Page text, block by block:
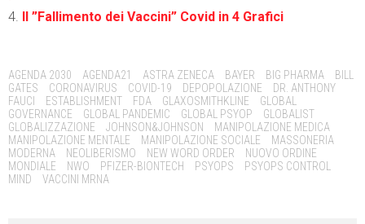
Il ”Fallimento dei Vaccini” Covid in 4 Grafici
Tags:
AGENDA 2030 AGENDA21 ASTRA ZENECA BAYER BIG PHARMA
BILL
GATES
CORONAVIRUS COVID-19 DEPOPOLAZIONE
DR. ANTHONY
FAUCI
ESTABLISHMENT FDA GLAXOSMITHKLINE
GLOBAL
GOVERNANCE
GLOBAL PANDEMIC GLOBAL PSYOP
GLOBALIST
GLOBALIZZAZIONE
JOHNSON&JOHNSON
MANIPOLAZIONE MEDICA
MANIPOLAZIONE MENTALE
MANIPOLAZIONE SOCIALE
MASSONERIA
MODERNA
NEOLIBERISMO NEW WORD ORDER
NUOVO ORDINE
MONDIALE
NWO PFIZER-BIONTECH PSYOPS
PSYOPS CONTROL
MIND
VACCINI MRNA